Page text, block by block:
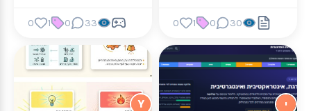
30
0
1
0
33
0
1
0
י Y